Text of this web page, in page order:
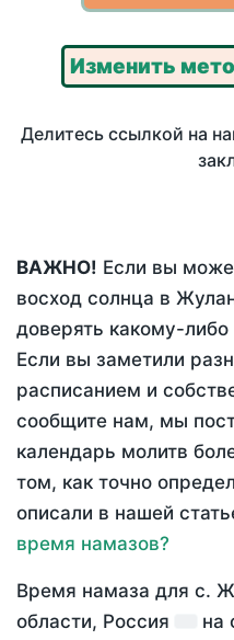
Изменить
Делитесь ссылкой на
ВАЖНО! Если вы
восход солнца в
доверять какому-
Если вы заметили
расписанием и
сообщите нам, мы
календарь молитв
том, как точно
описали в нашей
время намазов?
Время намаза для с.
области, Россия
на